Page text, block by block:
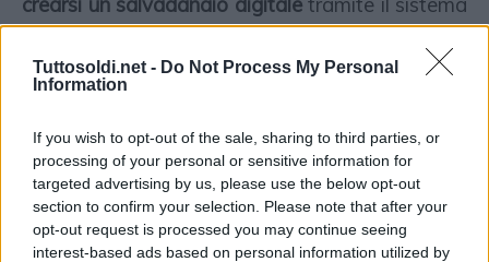
Tuttosoldi.net - Do Not Process My Personal
Information
If you wish to opt-out of the sale, sharing to third parties, or
processing of your personal or sensitive information for
targeted advertising by us, please use the below opt-out
section to confirm your selection. Please note that after your
opt-out request is processed you may continue seeing
interest-based ads based on personal information utilized by
rimborso immediato che incrementa ogni volta
Rimborso che può essere utilizzato come
salvadanaio o utilizzato per futuri acquisti. Da
tener conto che il cash back è attivo con gli
esercenti convenzionati.